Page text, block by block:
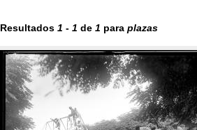
Resultados 1 - 1 de 1 para plazas